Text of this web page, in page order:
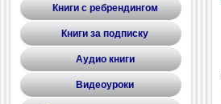
Книги с ребрендингом
Книги за подписку
Аудио книги
Видеоуроки